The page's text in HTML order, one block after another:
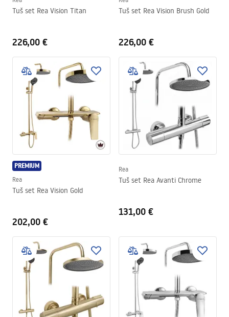
Tuš set Rea Vision Titan
226,00 €
Tuš set Rea Vision Brush Gold
226,00 €
PREMIUM
Rea
Tuš set Rea Vision Gold
202,00 €
Rea
Tuš set Rea Avanti Chrome
131,00 €